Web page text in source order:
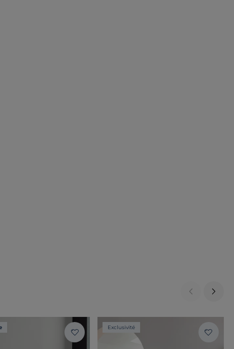
Exclusivité